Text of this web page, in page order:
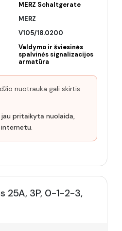
MERZ Schaltgerate
MERZ
V105/18.0200
Valdymo ir šviesinės
spalvinės signalizacijos
armatūra
nuotrauka gali skirtis
pritaikyta nuolaida,
25A, 3P, 0-1-2-3,